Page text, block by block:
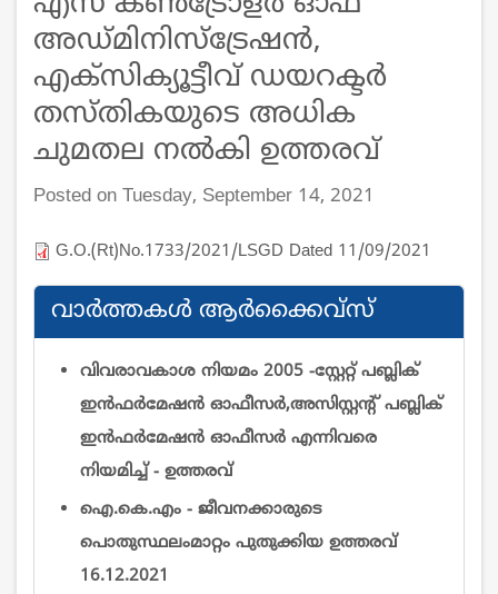
അഡ്മിനിസ്ട്രേഷൻ,
എക്സിക്യൂട്ടീവ് ഡയറക്ടർ
തസ്തികയുടെ അധിക
ചുമതല നല്‍കി ഉത്തരവ്
Posted on Tuesday, September 14, 2021
G.O.(Rt)No.1733/2021/LSGD Dated 11/09/2021
വാര്‍ത്തകള്‍ ആര്‍ക്കൈവ്സ്
വിവരാവകാശ നിയമം 2005 -സ്റ്റേറ്റ് പബ്ലിക്
ഇന്‍ഫര്‍മേഷന്‍ ഓഫീസര്‍,അസിസ്റ്റന്റ് പബ്ലിക്
ഇന്‍ഫര്‍മേഷന്‍ ഓഫീസര്‍ എന്നിവരെ
നിയമിച്ച് - ഉത്തരവ്
ഐ.കെ.എം - ജീവനക്കാരുടെ
പൊതുസ്ഥലംമാറ്റം പുതുക്കിയ ഉത്തരവ്
16.12.2021